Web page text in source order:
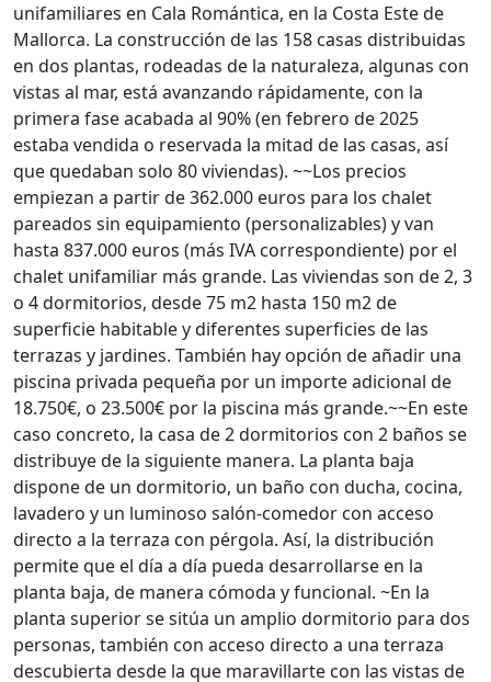
unifamiliares en Cala Romántica, en la Costa Este de
Mallorca. La construcción de las 158 casas distribuidas
en dos plantas, rodeadas de la naturaleza, algunas con
vistas al mar, está avanzando rápidamente, con la
primera fase acabada al 90% (en febrero de 2025
estaba vendida o reservada la mitad de las casas, así
que quedaban solo 80 viviendas). ~~Los precios
empiezan a partir de 362.000 euros para los chalet
pareados sin equipamiento (personalizables) y van
hasta 837.000 euros (más IVA correspondiente) por el
chalet unifamiliar más grande. Las viviendas son de 2, 3
o 4 dormitorios, desde 75 m2 hasta 150 m2 de
superficie habitable y diferentes superficies de las
terrazas y jardines. También hay opción de añadir una
piscina privada pequeña por un importe adicional de
18.750€, o 23.500€ por la piscina más grande.~~En este
caso concreto, la casa de 2 dormitorios con 2 baños se
distribuye de la siguiente manera. La planta baja
dispone de un dormitorio, un baño con ducha, cocina,
lavadero y un luminoso salón-comedor con acceso
directo a la terraza con pérgola. Así, la distribución
permite que el día a día pueda desarrollarse en la
planta baja, de manera cómoda y funcional. ~En la
planta superior se sitúa un amplio dormitorio para dos
personas, también con acceso directo a una terraza
descubierta desde la que maravillarte con las vistas de